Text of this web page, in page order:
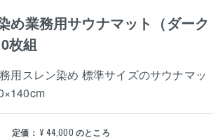
め業務用サウナマット（ダーク
枚組
用スレン染め 標準サイズのサウナマッ
定価： ¥ 44,000 のところ